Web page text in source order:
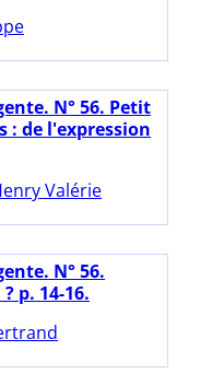
N° 56. Petit
: de l'expression
Valérie
N° 56.
p. 14-16.